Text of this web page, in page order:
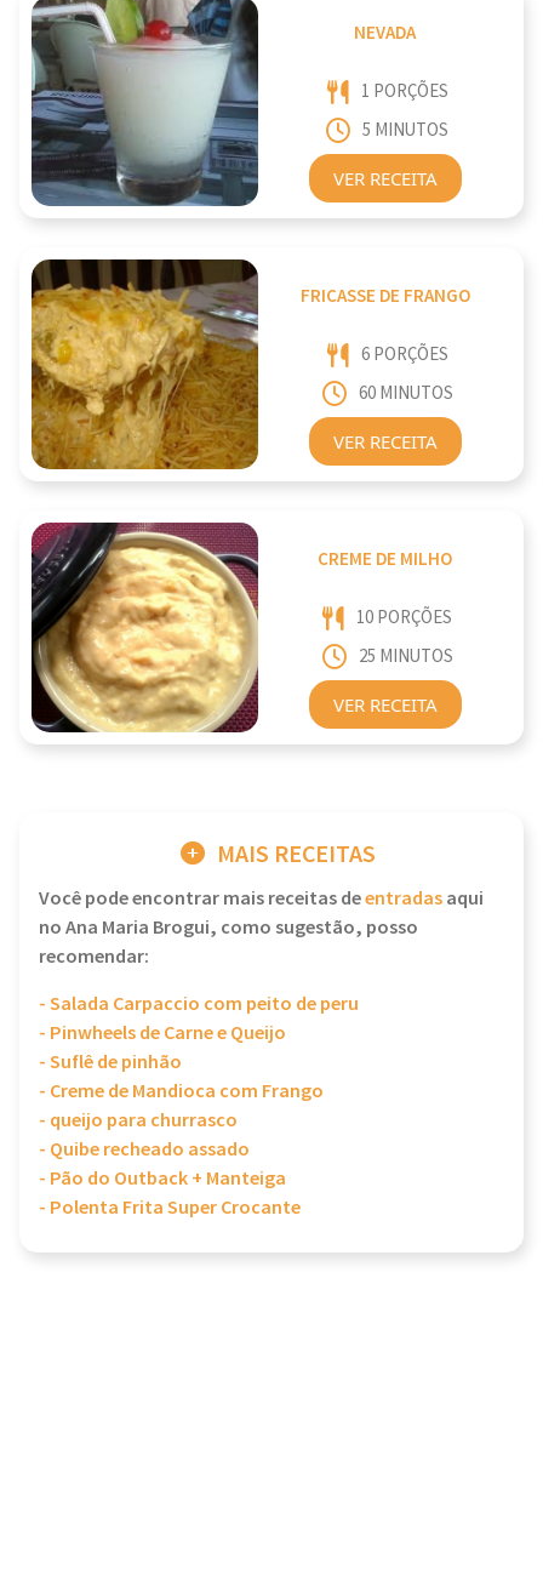
NEVADA
1 PORÇÕES
5 MINUTOS
VER RECEITA
FRICASSE DE FRANGO
6 PORÇÕES
60 MINUTOS
VER RECEITA
CREME DE MILHO
10 PORÇÕES
25 MINUTOS
VER RECEITA
MAIS RECEITAS
Você pode encontrar mais receitas deentradasaqui
no Ana Maria Brogui, como sugestão, posso
recomendar:
- Salada Carpaccio com peito de peru
- Pinwheels de Carne e Queijo
- Suflê de pinhão
- Creme de Mandioca com Frango
- queijo para churrasco
- Quibe recheado assado
- Pão do Outback + Manteiga
- Polenta Frita Super Crocante